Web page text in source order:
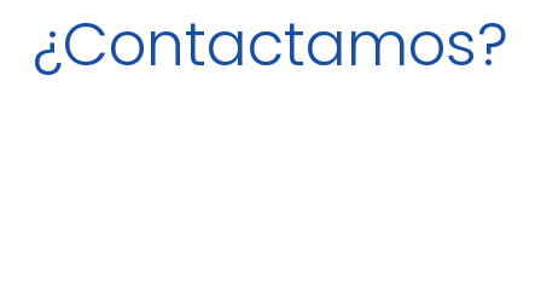
¿Contactamos?